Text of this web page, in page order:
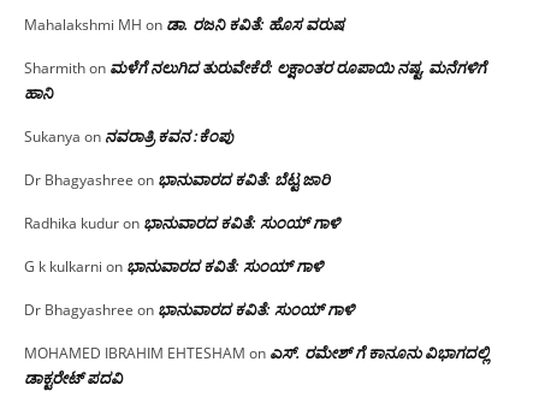
Mahalakshmi MH on ಡಾ. ರಜನಿ ಕವಿತೆ: ಹೊಸ ವರುಷ
Sharmithon ಮಳೆಗೆ ನಲುಗಿದ ತುರುವೇಕೆರೆ: ಲಕ್ಷಾಂತರ ರೂಪಾಯಿ ನಷ್ಟ, ಮನೆಗಳಿಗೆ
ಹಾನಿ
Sukanya on ನವರಾತ್ರಿ ಕವನ :ಕೆಂಪು
Dr Bhagyashree on ಭಾನುವಾರದ ಕವಿತೆ: ಬೆಟ್ಟ ಜಾರಿ
Radhika kuduron ಭಾನುವಾರದ ಕವಿತೆ: ಸುಂಯ್ ಗಾಳಿ
G k kulkarni on ಭಾನುವಾರದ ಕವಿತೆ: ಸುಂಯ್ ಗಾಳಿ
Dr Bhagyashree on ಭಾನುವಾರದ ಕವಿತೆ: ಸುಂಯ್ ಗಾಳಿ
MOHAMED IBRAHIM EHTESHAM on ಎಸ್. ರಮೇಶ್ ಗೆ ಕಾನೂನು ವಿಭಾಗದಲ್ಲಿ
ಡಾಕ್ಟರೇಟ್ ಪದವಿ